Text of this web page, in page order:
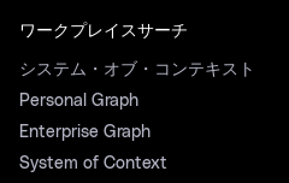
ワークプレイスサーチ
システム・オブ・コンテキスト
Personal Graph
Enterprise Graph
System of Context